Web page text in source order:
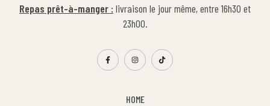
HOME
Repas prêt-à-manger : livraison le jour même, entre 16h30 et
23h00.